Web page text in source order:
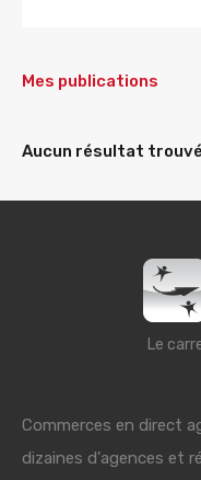
Mes publications
Aucun résultat
Le
Commerces en direct
dizaines d'agences et